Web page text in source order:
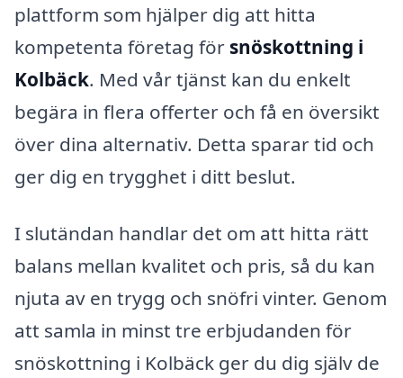
plattform som hjälper dig att hitta
kompetenta företag för snöskottning i
Kolbäck. Med vår tjänst kan du enkelt
begära in flera offerter och få en översikt
över dina alternativ. Detta sparar tid och
ger dig en trygghet i ditt beslut.
I slutändan handlar det om att hitta rätt
balans mellan kvalitet och pris, så du kan
njuta av en trygg och snöfri vinter. Genom
att samla in minst tre erbjudanden för
snöskottning i Kolbäck ger du dig själv de